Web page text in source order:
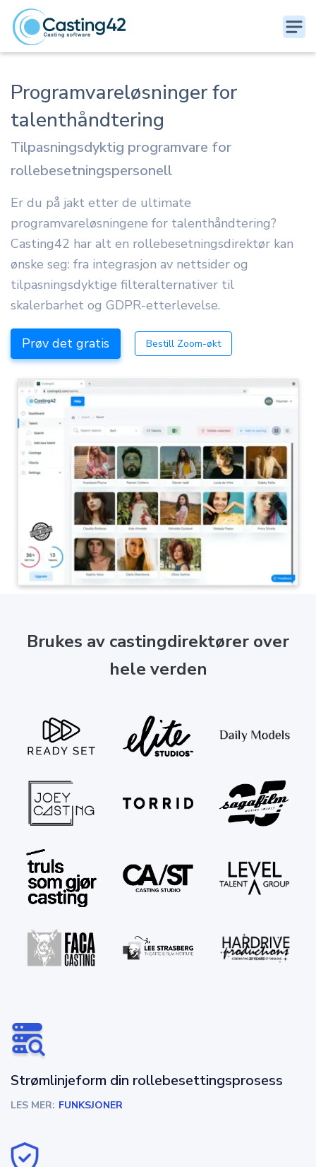
Programvareløsninger for
talenthåndtering
Tilpasningsdyktig programvare for
rollebesetningspersonell
Er du på jakt etter de ultimate
programvareløsningene for talenthåndtering?
Casting42 har alt en rollebesetningsdirektør kan
ønske seg: fra integrasjon av nettsider og
tilpasningsdyktige filteralternativer til
skalerbarhet og GDPR-etterlevelse.
Prøv det gratis Bestill Zoom-økt
Brukes av castingdirektører over
hele verden
Strømlinjeform din rollebesettingsprosess
LES MER: FUNKSJONER